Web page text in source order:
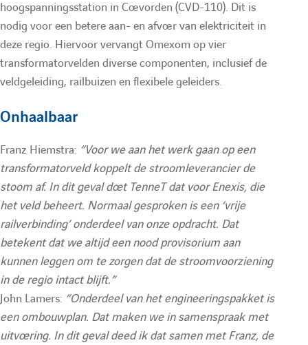
o
m
N
L
w
m
N
L
N
i
d
e
c
hoogspanningsstation in Coevorden (CVD-110). Dit is
nodig voor een betere aan- en afvoer van elektriciteit in
deze regio. Hiervoor vervangt Omexom op vier
transformatorvelden diverse componenten, inclusief de
veldgeleiding, railbuizen en flexibele geleiders.
Onhaalbaar
Franz Hiemstra: “Voor we aan het werk gaan op een
transformatorveld koppelt de stroomleverancier de
stoom af. In dit geval doet TenneT dat voor Enexis, die
het veld beheert. Normaal gesproken is een ‘vrije
railverbinding’ onderdeel van onze opdracht. Dat
betekent dat we altijd een nood provisorium aan
kunnen leggen om te zorgen dat de stroomvoorziening
in de regio intact blijft.”
John Lamers: “Onderdeel van het engineeringspakket is
een ombouwplan. Dat maken we in samenspraak met
uitvoering. In dit geval deed ik dat samen met Franz, de